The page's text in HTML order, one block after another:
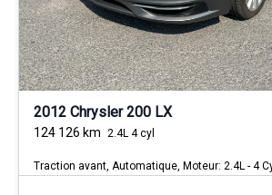
2012 Chrysler 200 LX
124 126 km 2.4L 4 cyl
Traction avant, Automatique, Moteur: 2.4L - 4